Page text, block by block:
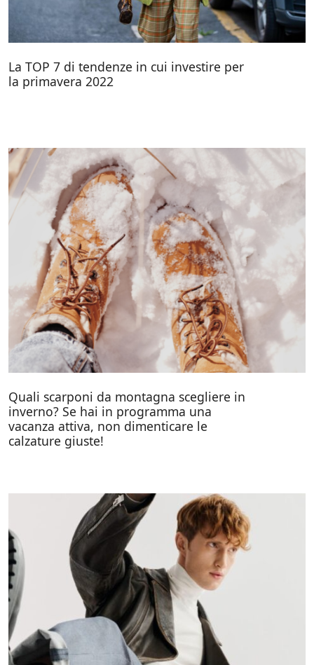
La TOP 7 di tendenze in cui investire per
la primavera 2022
Quali scarponi da montagna scegliere in
inverno? Se hai in programma una
vacanza attiva, non dimenticare le
calzature giuste!